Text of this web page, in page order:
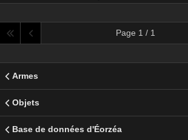
Page 1 / 1
Armes
Objets
Base de données d'Éorzéa